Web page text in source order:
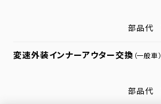
部品代
変速外装インナーアウター交換 （一般車）
部品代